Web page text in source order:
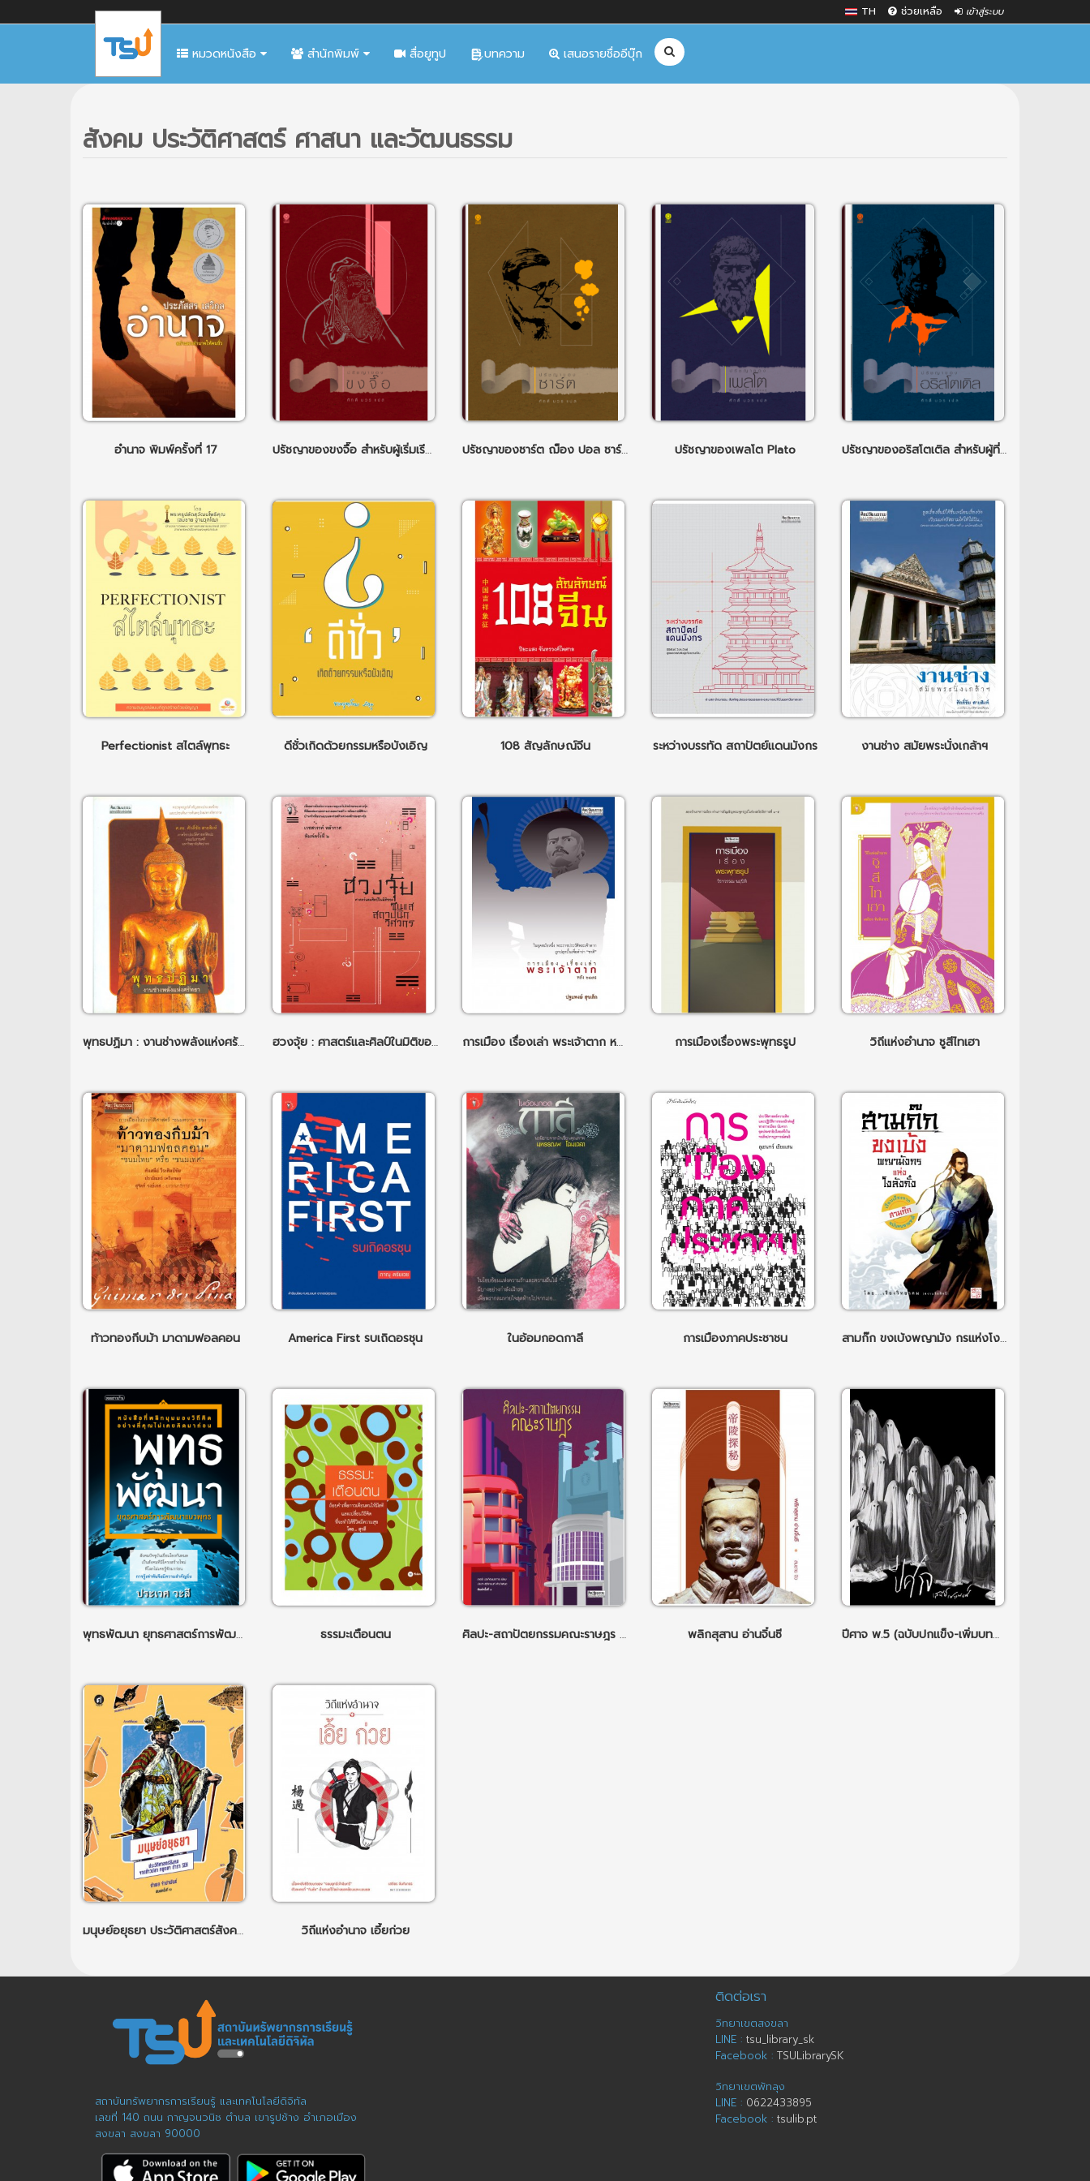
TH ช่วยเหลือ เข้าสู่ระบบ
หมวดหนังสือ สำนักพิมพ์ สื่อยูทูป บทความ เสนอรายชื่ออีบุ๊ก
สังคม ประวัติศาสตร์ ศาสนา และวัฒนธรรม
อำนาจ พิมพ์ครั้งที่ 17 ปรัชญาของขงจื๊อ สำหรับผู้เริ่มเรียนรู้ ปรัชญาของซาร์ต ฌ็อง ปอล ซาร์ต ปรัชญาของเพลโต Plato ปรัชญาของอริสโตเติล สำหรับผู้ที่เริ่มเรียนรู้ Aristotle
Perfectionist สไตล์พุทธะ ดีชั่วเกิดด้วยกรรมหรือบังเอิญ 108 สัญลักษณ์จีน ระหว่างบรรทัด สถาปัตย์แดนมังกร งานช่าง สมัยพระนั่งเกล้าฯ
พุทธปฏิมา : งานช่างพลังแห่งศรัทธา ฮวงจุ้ย : ศาสตร์และศิลป์ในมิติของซินแส สถาปนิก วิศวกร การเมือง เรื่องเล่า พระเจ้าตาก หลัง 2475 การเมืองเรื่องพระพุทธรูป วิถีแห่งอำนาจ ซูสีไทเฮา
ท้าวทองกีบม้า มาดามฟอลคอน America First รบเถิดอรชุน ในอ้อมกอดกาลี การเมืองภาคประชาชน สามก๊ก ขงเบ้งพญามัง กรแห่งโงลังกัง
พุทธพัฒนา ยุทธศาสตร์การพัฒนาแนวพุทธ ธรรมะเตือนตน ศิลปะ-สถาปัตยกรรมคณะราษฎร พ.2 (ฉบับปรับปรุง) พลิกสุสาน อ่านจิ๋นซี ปีศาจ พ.5 (ฉบับปกแข็ง-เพิ่มบทนำและบทตาม)
มนุษย์อยุธยา ประวัติศาสตร์สังคม จากข้าวปลา หยูกยา ตำรา Sex วิถีแห่งอำนาจ เอี้ยก่วย
สถาบันทรัพยากรการเรียนรู้ และเทคโนโลยีดิจิทัล
เลขที่ 140 ถนน กาญจนวนิช ตำบล เขารูปช้าง อำเภอเมือง
สงขลา สงขลา 90000
ติดต่อเรา
วิทยาเขตสงขลา
LINE : tsu_library_sk
Facebook : TSULibrarySK
วิทยาเขตพัทลุง
LINE : 0622433895
Facebook : tsulib.pt